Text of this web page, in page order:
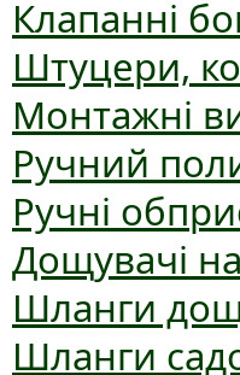
Клапанні
Штуцери,
Монтажні
Ручний
Ручні
Дощувачі
Шланги
Шланги